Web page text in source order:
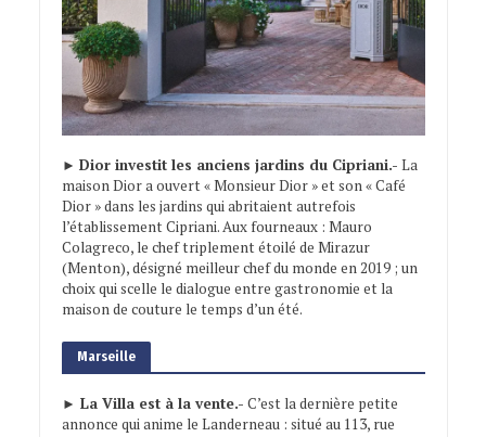
► Dior investit les anciens jardins du Cipriani.- La
maison Dior a ouvert « Monsieur Dior » et son « Café
Dior » dans les jardins qui abritaient autrefois
l’établissement Cipriani. Aux fourneaux : Mauro
Colagreco, le chef triplement étoilé de Mirazur
(Menton), désigné meilleur chef du monde en 2019 ; un
choix qui scelle le dialogue entre gastronomie et la
maison de couture le temps d’un été.
Marseille
► La Villa est à la vente.- C’est la dernière petite
annonce qui anime le Landerneau : situé au 113, rue